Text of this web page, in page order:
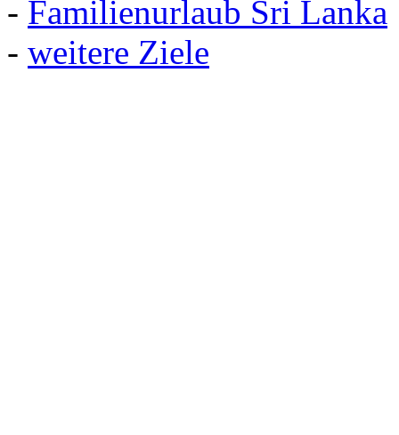
- Familienurlaub Sri Lanka
- weitere Ziele